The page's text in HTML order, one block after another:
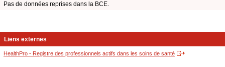
Pas de données reprises dans la BCE.
Liens externes
HealthPro - Registre des professionnels actifs dans les soins de santé